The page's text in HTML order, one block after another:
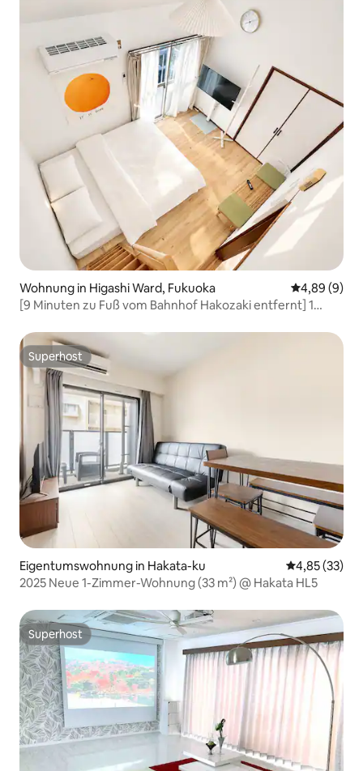
Wohnung in Higashi Ward, Fukuoka
4,89 (9)
[9 Minuten zu Fuß vom Bahnhof Hakozaki entfernt] 1
Ruhige Wohngegend / Bequemer Zugang zum Flughafen
Superhost
Superhost
Eigentumswohnung in Hakata-ku
4,85 (33)
2025 Neue 1-Zimmer-Wohnung (33 m²) @ Hakata HL5
Superhost
Superhost